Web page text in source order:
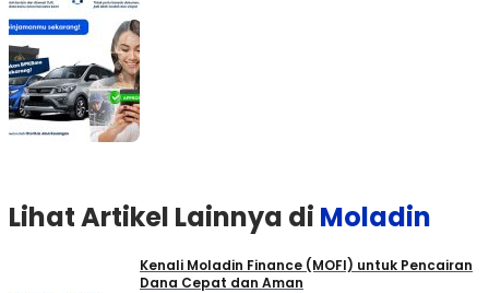
Lihat Artikel Lainnya di Moladin
Kenali Moladin Finance (MOFI) untuk Pencairan
Dana Cepat dan Aman